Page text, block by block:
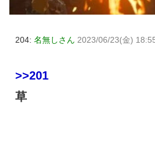
204: 名無しさん 2023/06/23(金)
>>201
草